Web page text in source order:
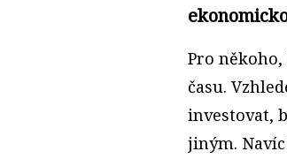
Pro
času.
investovat,
jiným.